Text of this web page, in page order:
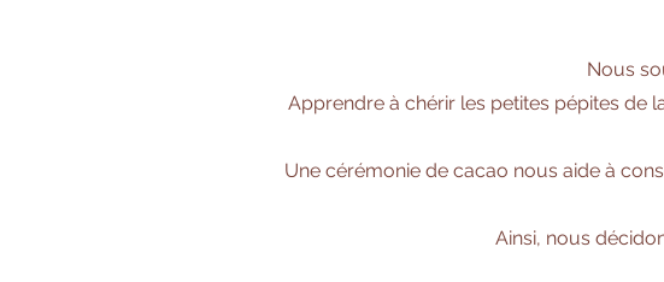
Nous
Apprendre à chérir les petites pépites de
Une cérémonie de cacao nous aide à
Ainsi, nous